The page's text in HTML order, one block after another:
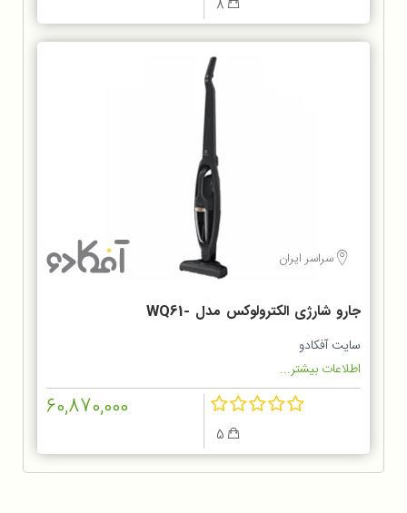
سراسر ایران
جارو شارژی الکترولوکس مدل WQ61-
1OGG
سایت آفکادو
اطلاعات بیشتر...
60,870,000